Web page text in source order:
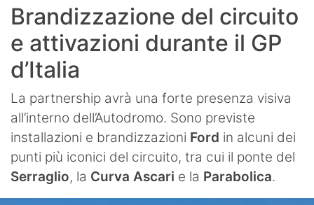
Brandizzazione del circuito
e attivazioni durante il GP
d’Italia
La partnership avrà una forte presenza visiva
all’interno dell’Autodromo. Sono previste
installazioni e brandizzazioni Ford in alcuni dei
punti più iconici del circuito, tra cui il ponte del
Serraglio, la Curva Ascari e la Parabolica.